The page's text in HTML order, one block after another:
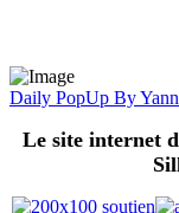
Daily PopUp By
Le site internet